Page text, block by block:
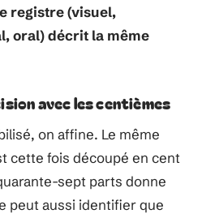
registre (visuel,
oral) décrit la même
avec les centièmes
on affine. Le même
cette fois découpé en cent
sept parts donne
peut aussi identifier que